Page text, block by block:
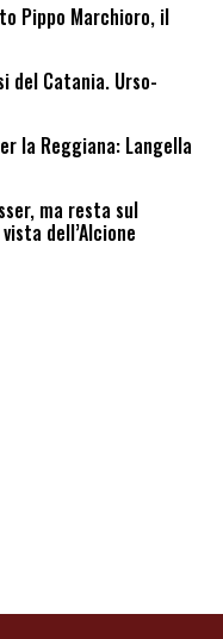
Pippo Marchioro, il
del Catania. Urso-
la Reggiana: Langella
ma resta sul
dell’Alcione